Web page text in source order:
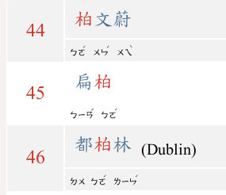
44
柏 文蔚
ㄅㄛ
ˊ
ㄨㄣ
ˊ
ㄨㄟ
ˋ
45
扁柏
ㄅㄧㄢ
ˇ
ㄅㄛ
ˊ
46
都柏林 (Dublin)
ㄉㄨ ㄅㄛ
ˊ
ㄌㄧㄣ
ˊ